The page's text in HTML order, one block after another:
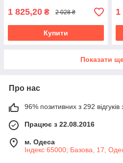
1 825,20 ₴ 2 028 ₴
Купити
1
Показати
Про нас
96% позитивних з 292 відгуків
Працює з 22.08.2016
м. Одеса
Індекс 65000; Базова, 17,